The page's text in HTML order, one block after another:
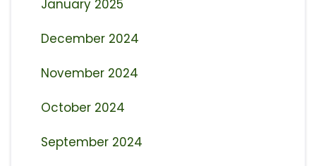
January 2025
December 2024
November 2024
October 2024
September 2024